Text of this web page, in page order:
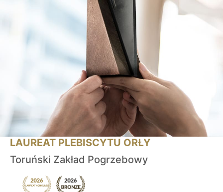
LAUREAT PLEBISCYTU ORŁY
Toruński Zakład Pogrzebowy